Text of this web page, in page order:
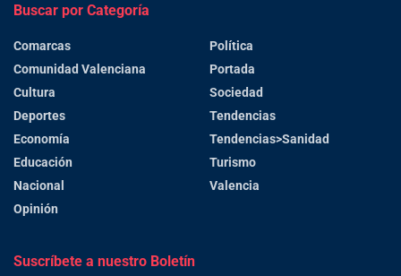
Buscar por Categoría
Comarcas
Comunidad Valenciana
Cultura
Deportes
Economía
Educación
Nacional
Opinión
Política
Portada
Sociedad
Tendencias
Tendencias>Sanidad
Turismo
Valencia
Suscríbete a nuestro Boletín